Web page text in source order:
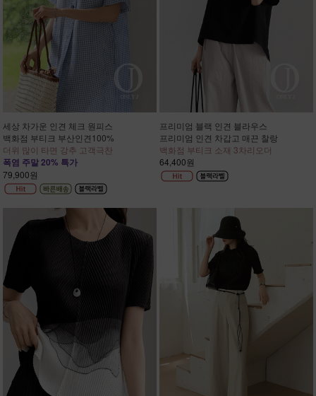
세상 차가운 인견 체크 원피스
백화점 부티크 부산인견100%
더위 많이 타면 강추 고객극찬
폭염 주말 20% 특가
79,900원
프리미엄 블랙 인견 블라우스
프리미엄 인견 차갑고 매끈 찰랑
백화점 부티크 소재 3차리오더
64,400원